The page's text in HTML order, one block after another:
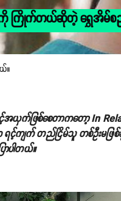
ကို ကြိုက်တယ်ဆိုတဲ့ ရွှေအိမ်
။
အယှက်ဖြစ်စေတာကတော့ In
ျက် တည်ငြိမ်သူ တစ်ဦးမဖြစ်
ာပါတယ်။